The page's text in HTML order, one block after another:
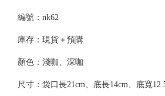
編號：nk62
庫存：現貨＋預購
顏色：淺咖、深咖
尺寸：袋口長21cm、底長14cm、底寬